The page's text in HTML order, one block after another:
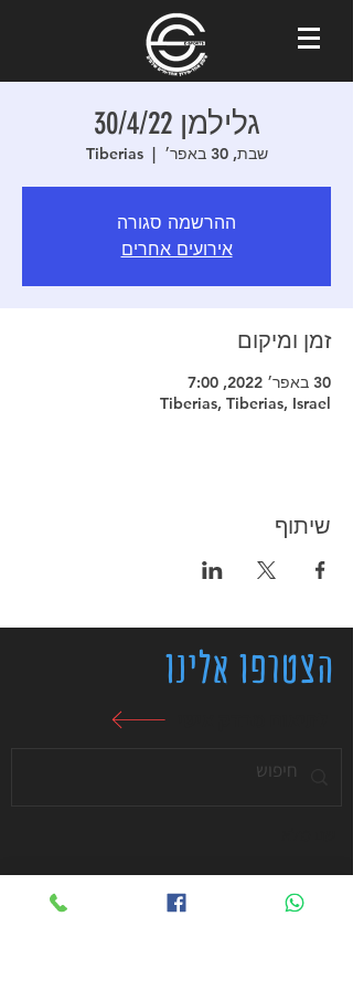
גלילמן 30/4/22
שבת, 30 באפר׳
  |
Tiberias
ההרשמה סגורה
אירועים אחרים
זמן ומיקום
30 באפר׳ 2022, 7:00
Tiberias, Tiberias, Israel
שיתוף
הצטרפו אלינו